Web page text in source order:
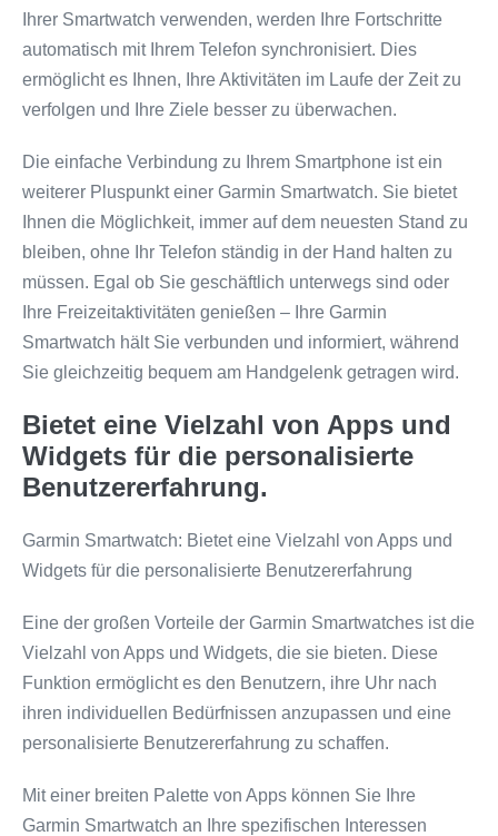
Ihrer Smartwatch verwenden, werden Ihre Fortschritte
automatisch mit Ihrem Telefon synchronisiert. Dies
ermöglicht es Ihnen, Ihre Aktivitäten im Laufe der Zeit zu
verfolgen und Ihre Ziele besser zu überwachen.
Die einfache Verbindung zu Ihrem Smartphone ist ein
weiterer Pluspunkt einer Garmin Smartwatch. Sie bietet
Ihnen die Möglichkeit, immer auf dem neuesten Stand zu
bleiben, ohne Ihr Telefon ständig in der Hand halten zu
müssen. Egal ob Sie geschäftlich unterwegs sind oder
Ihre Freizeitaktivitäten genießen – Ihre Garmin
Smartwatch hält Sie verbunden und informiert, während
Sie gleichzeitig bequem am Handgelenk getragen wird.
Bietet eine Vielzahl von Apps und
Widgets für die personalisierte
Benutzererfahrung.
Garmin Smartwatch: Bietet eine Vielzahl von Apps und
Widgets für die personalisierte Benutzererfahrung
Eine der großen Vorteile der Garmin Smartwatches ist die
Vielzahl von Apps und Widgets, die sie bieten. Diese
Funktion ermöglicht es den Benutzern, ihre Uhr nach
ihren individuellen Bedürfnissen anzupassen und eine
personalisierte Benutzererfahrung zu schaffen.
Mit einer breiten Palette von Apps können Sie Ihre
Garmin Smartwatch an Ihre spezifischen Interessen